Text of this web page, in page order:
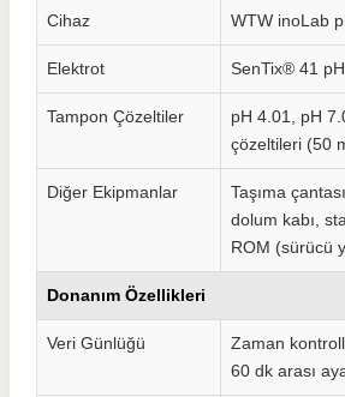
Cihaz WTW inoLab
Elektrot SenTix® 41
Tampon Çözeltiler
pH 4.01, pH
çözeltileri (50
Diğer Ekipmanlar
Taşıma
dolum kabı,
ROM (sürücü
Donanım Özellikleri
Veri Günlüğü
Zaman
60 dk arası